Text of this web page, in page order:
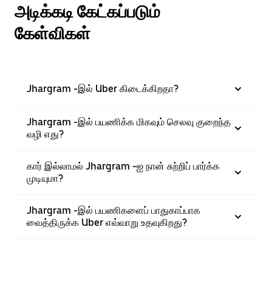
அடிக்கடி கேட்கப்படும்
கேள்விகள்
Jhargram -இல் Uber கிடைக்கிறதா?
Jhargram -இல் பயணிக்க மிகவும் செலவு குறைந்த
வழி எது?
கார் இல்லாமல் Jhargram -ஐ நான் சுற்றிப் பார்க்க
முடியுமா?
Jhargram -இல் பயணிகளைப் பாதுகாப்பாக
வைத்திருக்க Uber எவ்வாறு உதவுகிறது?